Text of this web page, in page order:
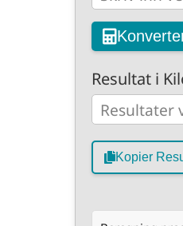
Resultat i
Kopier